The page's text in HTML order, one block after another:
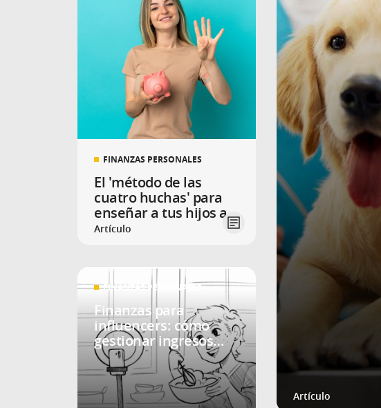
Artículo
FINANZAS PERSONALES
El 'método de las
cuatro huchas' para
enseñar a tus hijos a
ahorrar este verano
Artículo
FINANZAS PERSONALES
Finanzas para
influencers: cómo
gestionar ingresos
irregulares